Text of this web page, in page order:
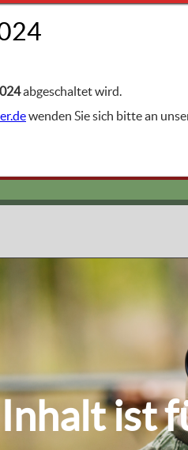
ist
abgeschaltet wird.
wenden Sie sich bitte an